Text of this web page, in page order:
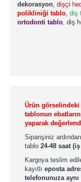
dekorasyon, dişçi
polikliniği tablo, diş
ortodonti tablo, diş
Ürün görselindeki
tablonun
yaparak
Siparişiniz
tablo 24-48 saat
Kargoya teslim
kayıtlı eposta
telefonunuza